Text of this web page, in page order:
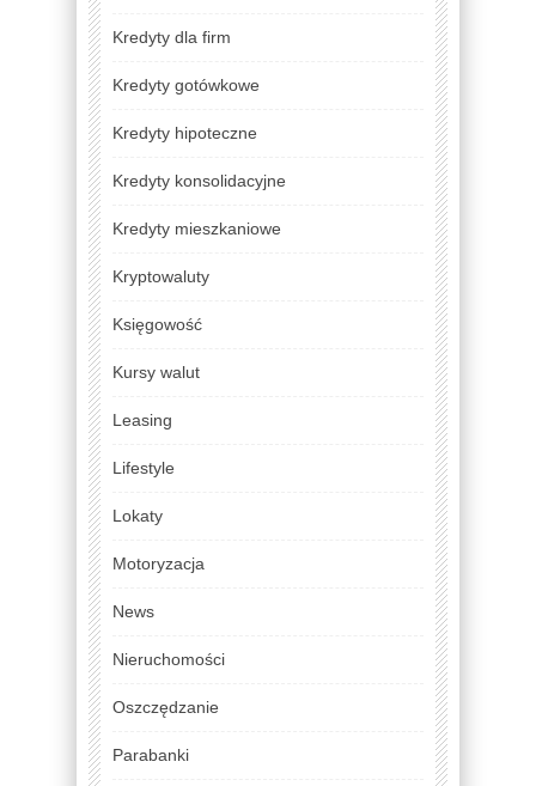
Kredyty dla firm
Kredyty gotówkowe
Kredyty hipoteczne
Kredyty konsolidacyjne
Kredyty mieszkaniowe
Kryptowaluty
Księgowość
Kursy walut
Leasing
Lifestyle
Lokaty
Motoryzacja
News
Nieruchomości
Oszczędzanie
Parabanki